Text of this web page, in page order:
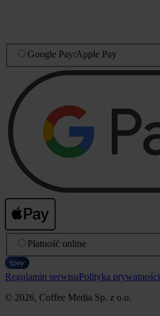
Google Pay/Apple Pay
Płatność online
Regulamin serwisuPolityka prywatności
© 2026, Coffee Media Sp. z o.o.